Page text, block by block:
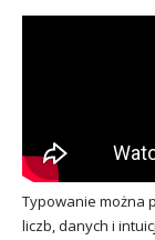
Typowanie można
liczb, danych i